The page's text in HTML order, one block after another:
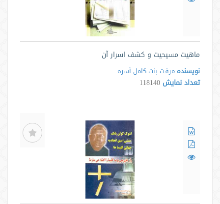
ماهیت مسیحیت و کشف اسرار آن
نویسنده مرفت بنت کامل أسره
تعداد نمایش 118140